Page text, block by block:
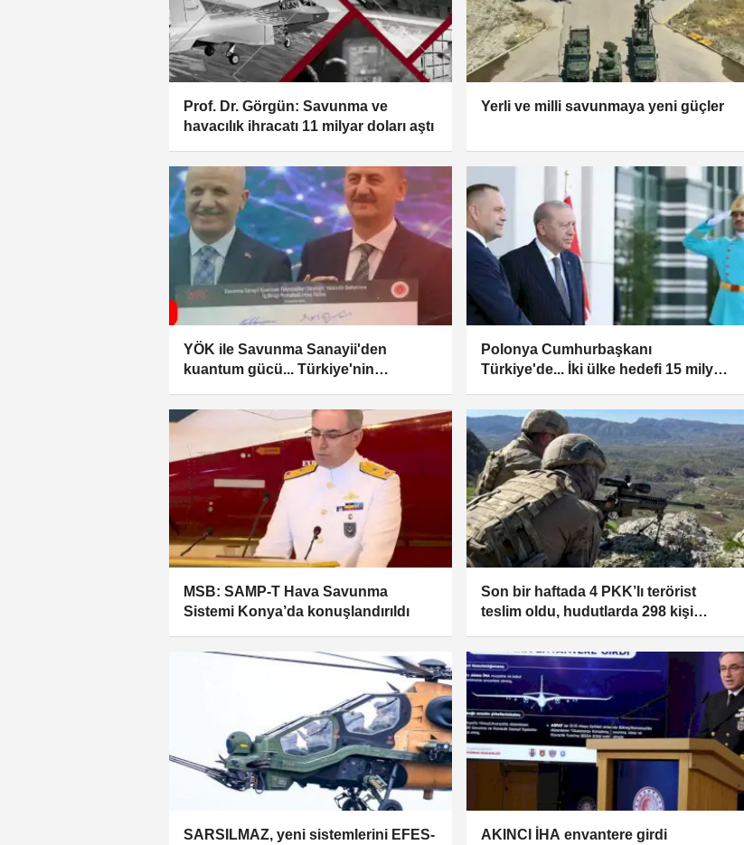
Prof. Dr. Görgün: Savunma ve
havacılık ihracatı 11 milyar doları aştı
Yerli ve milli savunmaya yeni güçler
YÖK ile Savunma Sanayii'den
kuantum gücü... Türkiye'nin
Polonya Cumhurbaşkanı
Türkiye'de... İki ülke hedefi 15 milyar
MSB: SAMP-T Hava Savunma
Sistemi Konya’da konuşlandırıldı
Son bir haftada 4 PKK’lı terörist
teslim oldu, hudutlarda 298 kişi
SARSILMAZ, yeni sistemlerini EFES-
AKINCI İHA envantere girdi